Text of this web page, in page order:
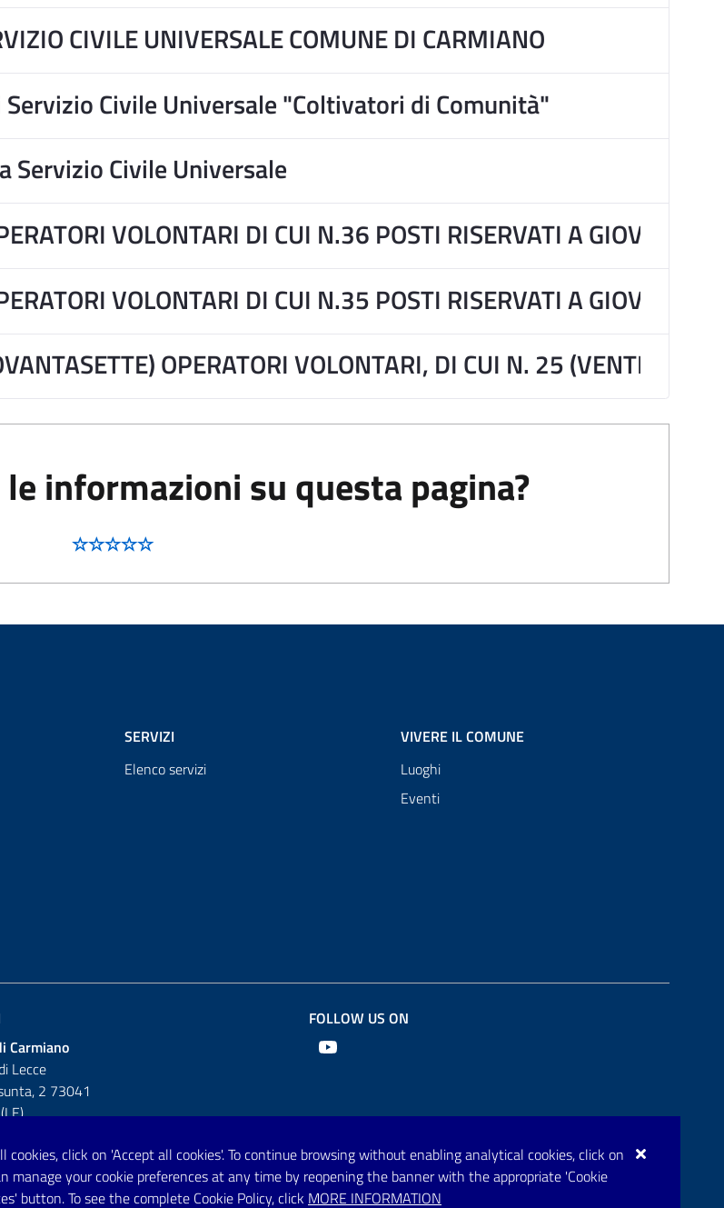
click on 'Accept all cookies'. To continue browsing without enabling analytical cookies, click on
your cookie preferences at any time by reopening the banner with the appropriate 'Cookie
button. To see the complete Cookie Policy, click MORE INFORMATION
CIVILE UNIVERSALE COMUNE DI CARMIANO
Civile Universale "Coltivatori di Comunità"
Servizio Civile Universale
VOLONTARI DI CUI N.36 POSTI RISERVATI A GIOVANI
VOLONTARI DI CUI N.35 POSTI RISERVATI A GIOVANI
OPERATORI VOLONTARI, DI CUI N. 25
informazioni su questa pagina?
SERVIZI
Elenco servizi
VIVERE IL COMUNE
Luoghi
Eventi
Carmiano
Lecce
2 73041
600001
Certificata:
FOLLOW US ON